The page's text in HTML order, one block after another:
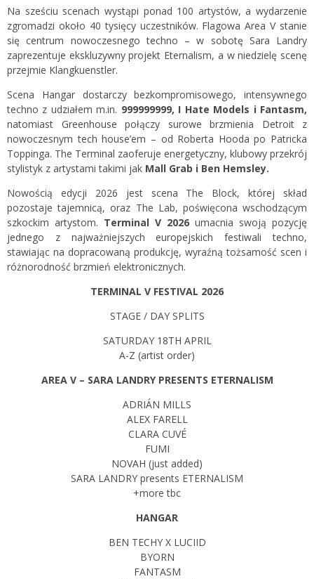
Na sześciu scenach wystąpi ponad 100 artystów, a wydarzenie
zgromadzi około 40 tysięcy uczestników. Flagowa Area V stanie
się centrum nowoczesnego techno – w sobotę Sara Landry
zaprezentuje ekskluzywny projekt Eternalism, a w niedzielę scenę
przejmie Klangkuenstler.
Scena Hangar dostarczy bezkompromisowego, intensywnego
techno z udziałem m.in. 999999999, I Hate Models i Fantasm,
natomiast Greenhouse połączy surowe brzmienia Detroit z
nowoczesnym tech house’em – od Roberta Hooda po Patricka
Toppinga. The Terminal zaoferuje energetyczny, klubowy przekrój
stylistyk z artystami takimi jak Mall Grab i Ben Hemsley.
Nowością edycji 2026 jest scena The Block, której skład
pozostaje tajemnicą, oraz The Lab, poświęcona wschodzącym
szkockim artystom. Terminal V 2026 umacnia swoją pozycję
jednego z najważniejszych europejskich festiwali techno,
stawiając na dopracowaną produkcję, wyraźną tożsamość scen i
różnorodność brzmień elektronicznych.
TERMINAL V FESTIVAL 2026
STAGE / DAY SPLITS
SATURDAY 18TH APRIL
A-Z (artist order)
AREA V – SARA LANDRY PRESENTS ETERNALISM
ADRIÁN MILLS
ALEX FARELL
CLARA CUVÉ
FUMI
NOVAH (just added)
SARA LANDRY presents ETERNALISM
+more tbc
HANGAR
BEN TECHY X LUCIID
BYORN
FANTASM